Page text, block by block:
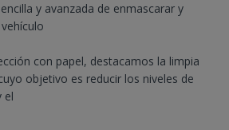
y avanzada de enmascarar y
con papel, destacamos la limpia
objetivo es reducir los niveles de
el